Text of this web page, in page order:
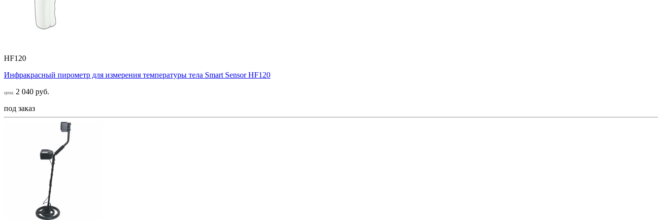
HF120
Инфракрасный пирометр для измерения температуры тела Smart Sensor НF120
цена: 2 040 руб.
под заказ